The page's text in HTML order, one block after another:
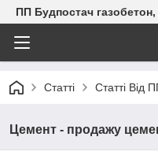
ПП Будпостач газобетон,
Статті Статті Від
Цемент - продажу